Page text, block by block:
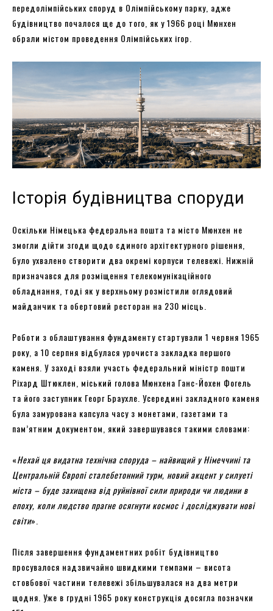
передолімпійських споруд в Олімпійському парку, адже
будівництво почалося ще до того, як у 1966 році Мюнхен
обрали містом проведення Олімпійських ігор.
Історія будівництва споруди
Оскільки Німецька федеральна пошта та місто Мюнхен не
змогли дійти згоди щодо єдиного архітектурного рішення,
було ухвалено створити два окремі корпуси телевежі. Нижній
призначався для розміщення телекомунікаційного
обладнання, тоді як у верхньому розмістили оглядовий
майданчик та обертовий ресторан на 230 місць.
Роботи з облаштування фундаменту стартували 1 червня 1965
року, а 10 серпня відбулася урочиста закладка першого
каменя. У заході взяли участь федеральний міністр пошти
Ріхард Штюклен, міський голова Мюнхена Ганс-Йохен Фогель
та його заступник Георг Браухле. Усередині закладного каменя
була замурована капсула часу з монетами, газетами та
пам’ятним документом, який завершувався такими словами:
«Нехай ця видатна технічна споруда – найвищий у Німеччині та
Центральній Європі сталебетонний турм, новий акцент у силуеті
міста – буде захищена від руйнівної сили природи чи людини в
епоху, коли людство прагне осягнути космос і досліджувати нові
світи».
Після завершення фундаментних робіт будівництво
просувалося надзвичайно швидкими темпами – висота
стовбової частини телевежі збільшувалася на два метри
щодня. Уже в грудні 1965 року конструкція досягла позначки